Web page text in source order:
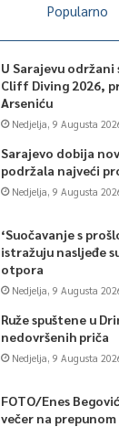
Popularno
U Sarajevu
Cliff Diving 2026,
Arseniću
Nedjelja, 9 Augusta
Sarajevo dobija
podržala najveći
Nedjelja, 9 Augusta
‘Suočavanje s
istražuju nasljeđe
otpora
Nedjelja, 9 Augusta
Ruže spuštene u
nedovršenih priča
Nedjelja, 9 Augusta
FOTO/Enes
večer na